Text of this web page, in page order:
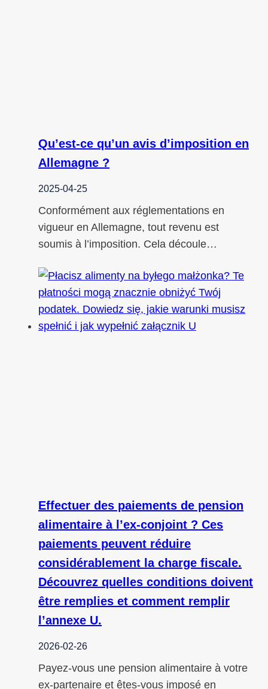
Qu’est-ce qu’un avis d’imposition en
Allemagne ?
2025-04-25
Conformément aux réglementations en
vigueur en Allemagne, tout revenu est
soumis à l’imposition. Cela découle…
Effectuer des paiements de pension
alimentaire à l’ex-conjoint ? Ces
paiements peuvent réduire
considérablement la charge fiscale.
Découvrez quelles conditions doivent
être remplies et comment remplir
l’annexe U.
2026-02-26
Payez-vous une pension alimentaire à votre
ex-partenaire et êtes-vous imposé en